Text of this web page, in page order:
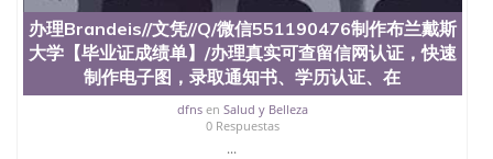
University）圣何塞州立大学成绩单（San Jose State
University）成绩单圣何塞州立大学文凭（San Jose
State University）圣何塞州立大学（San Jose State
University）圣何塞州立大学（San Jose State
University）圣何塞州立大学（ San Jose State
University）圣何塞州立大学（San Jose State
University）圣何塞州立大学文凭（San Jose State
办理Brandeis//文凭//Q/微信551190476制作布兰戴斯
大学【毕业证成绩单】/办理真实可查留信网认证，快速
制作电子图，录取通知书、学历认证、在
dfnsen Salud y Belleza
0 Respuestas
...